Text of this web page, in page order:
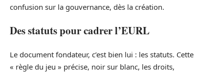
confusion sur la gouvernance, dès la création.
Des statuts pour cadrer l’EURL
Le document fondateur, c’est bien lui : les statuts. Cette
« règle du jeu » précise, noir sur blanc, les droits,